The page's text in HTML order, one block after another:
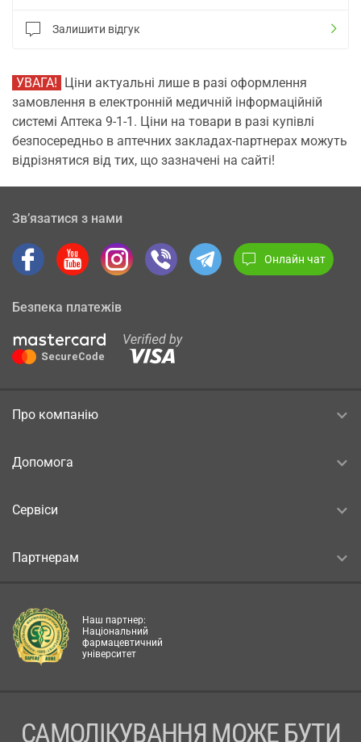
Залишити відгук
УВАГА! Ціни актуальні лише в разі оформлення
замовлення в електронній медичній інформаційній
системі Аптека 9-1-1. Ціни на товари в разі купівлі
безпосередньо в аптечних закладах-партнерах можуть
відрізнятися від тих, що зазначені на сайті!
Зв’язатися з нами
Онлайн чат
Безпека платежів
Про компанію
Допомога
Сервіси
Партнерам
Наш партнер:
Національний
фармацевтичний
університет
САМОЛІКУВАННЯ МОЖЕ БУТИ